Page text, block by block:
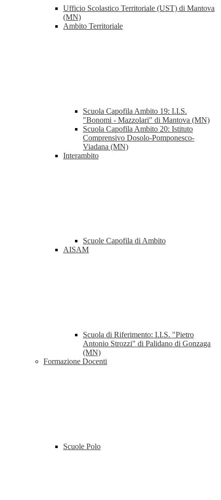
Ufficio Scolastico Territoriale (UST) di Mantova
(MN)
Ambito Territoriale
Scuola Capofila Ambito 19: I.I.S.
"Bonomi - Mazzolari" di Mantova (MN)
Scuola Capofila Ambito 20: Istituto
Comprensivo Dosolo-Pomponesco-
Viadana (MN)
Interambito
Scuole Capofila di Ambito
AISAM
Scuola di Riferimento: I.I.S. "Pietro
Antonio Strozzi" di Palidano di Gonzaga
(MN)
Formazione Docenti
Scuole Polo